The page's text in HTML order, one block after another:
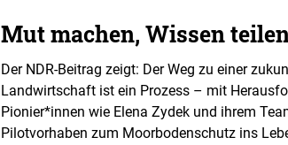
Mut machen, Wissen
Der NDR-Beitrag zeigt: Der Weg zu einer
Landwirtschaft ist ein Prozess – mit
Pionier*innen wie Elena Zydek und ihrem
Pilotvorhaben zum Moorbodenschutz ins